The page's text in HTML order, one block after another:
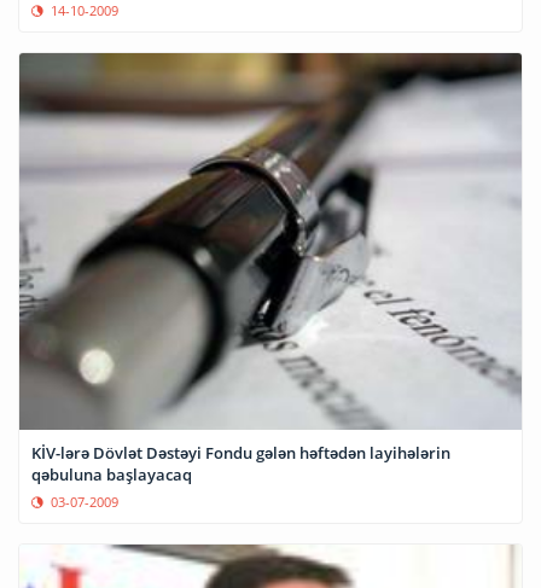
14-10-2009
KİV-lərə Dövlət Dəstəyi Fondu gələn həftədən layihələrin
qəbuluna başlayacaq
03-07-2009